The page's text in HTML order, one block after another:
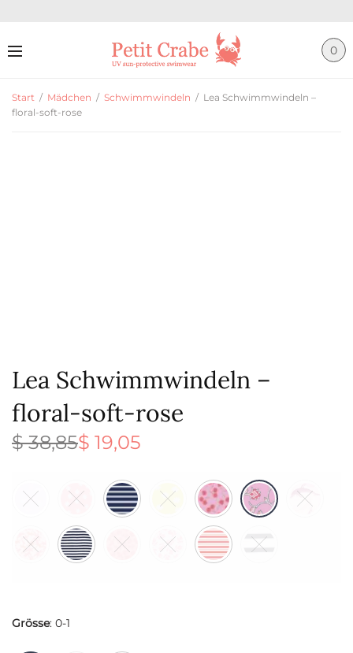
0
Start / Mädchen / Schwimmwindeln / Lea Schwimmwindeln –
floral-soft-rose
Lea Schwimmwindeln –
floral-soft-rose
$38,85
Ursprünglicher
Preis war:
$ 19,05
Aktueller
Preis ist:
Grösse: 0-1